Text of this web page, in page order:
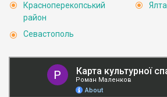
Красноперекопський
район
Севастополь
Ялта